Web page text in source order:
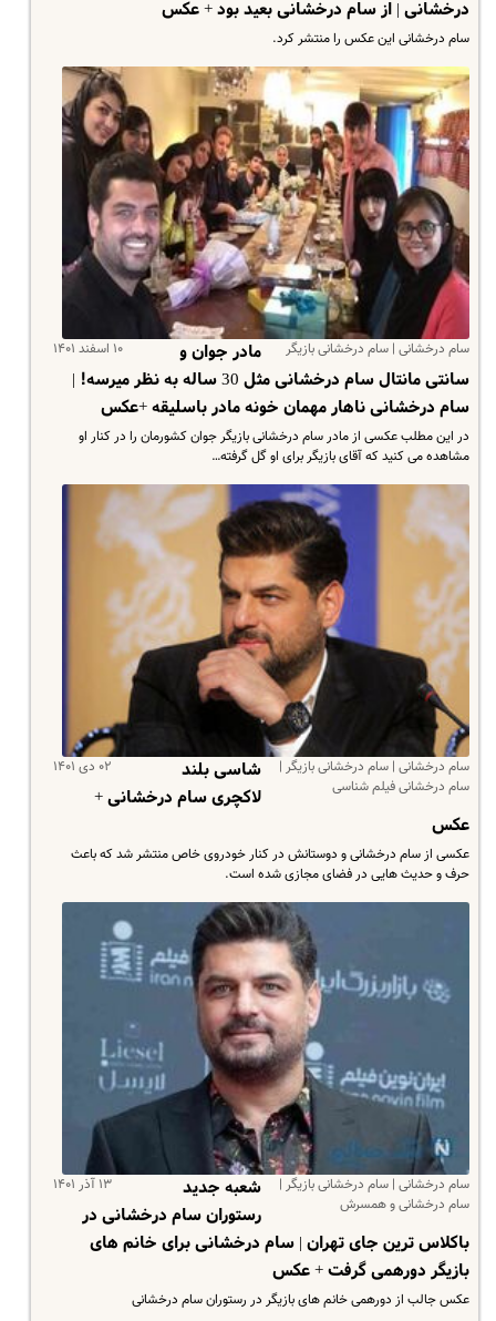
درخشانی | از سام درخشانی بعید بود + عکس
سام درخشانی این عکس را منتشر کرد.
سام درخشانی | سام درخشانی بازیگر ۱۰ اسفند ۱۴۰۱
مادر جوان و
سانتی مانتال سام درخشانی مثل 30 ساله به نظر میرسه! |
سام درخشانی ناهار مهمان خونه مادر باسلیقه +عکس
در این مطلب عکسی از مادر سام درخشانی بازیگر جوان کشورمان را در کنار او
مشاهده می کنید که آقای بازیگر برای او گل گرفته…
سام درخشانی | سام درخشانی بازیگر |
سام درخشانی فیلم شناسی
۰۲ دی ۱۴۰۱
شاسی بلند
لاکچری سام درخشانی +
عکس
عکسی از سام درخشانی و دوستانش در کنار خودروی خاص منتشر شد که باعث
حرف و حدیث هایی در فضای مجازی شده است.
سام درخشانی | سام درخشانی بازیگر |
سام درخشانی و همسرش
۱۳ آذر ۱۴۰۱
شعبه جدید
رستوران سام درخشانی در
باکلاس ترین جای تهران | سام درخشانی برای خانم های
بازیگر دورهمی گرفت + عکس
عکس جالب از دورهمی خانم های بازیگر در رستوران سام درخشانی